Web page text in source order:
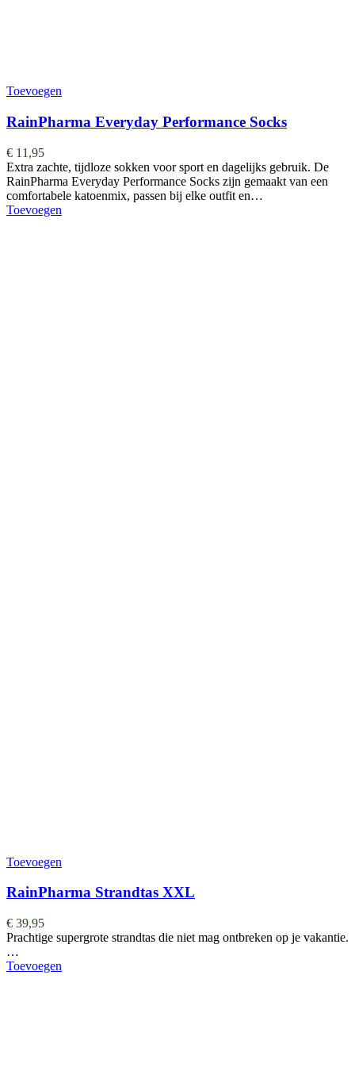
Toevoegen
RainPharma Everyday Performance Socks
€ 11,95
Extra zachte, tijdloze sokken voor sport en dagelijks gebruik. De
RainPharma Everyday Performance Socks zijn gemaakt van een
comfortabele katoenmix, passen bij elke outfit en…
Toevoegen
Toevoegen
RainPharma Strandtas XXL
€ 39,95
Prachtige supergrote strandtas die niet mag ontbreken op je vakantie.
…
Toevoegen